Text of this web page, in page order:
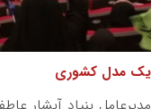
یک مدل کشوری